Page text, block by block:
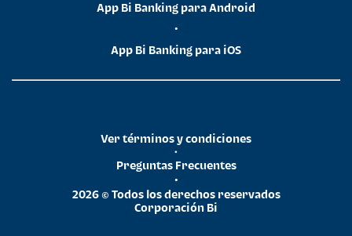
App Bi Banking para Android
•
App Bi Banking para iOS
2026 © Todos los derechos reservados
Corporación Bi
•
Preguntas Frecuentes
•
Ver términos y condiciones